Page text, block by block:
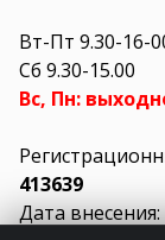
Вт-Пт 9.30-16-
Сб 9.30-15.00
Вс, Пн:
413639
Дата внесения: